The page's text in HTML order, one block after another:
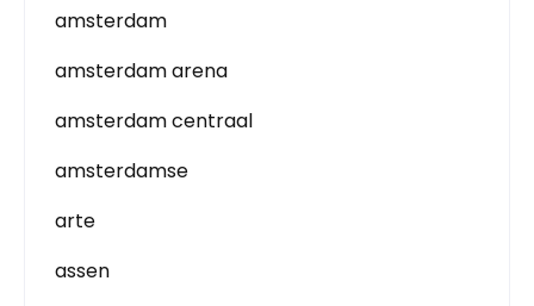
amsterdam
amsterdam arena
amsterdam centraal
amsterdamse
arte
assen